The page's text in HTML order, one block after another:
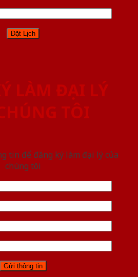
LÀM ĐẠI LÝ
TÔI
tin để đăng ký làm đại lý của
chúng tôi